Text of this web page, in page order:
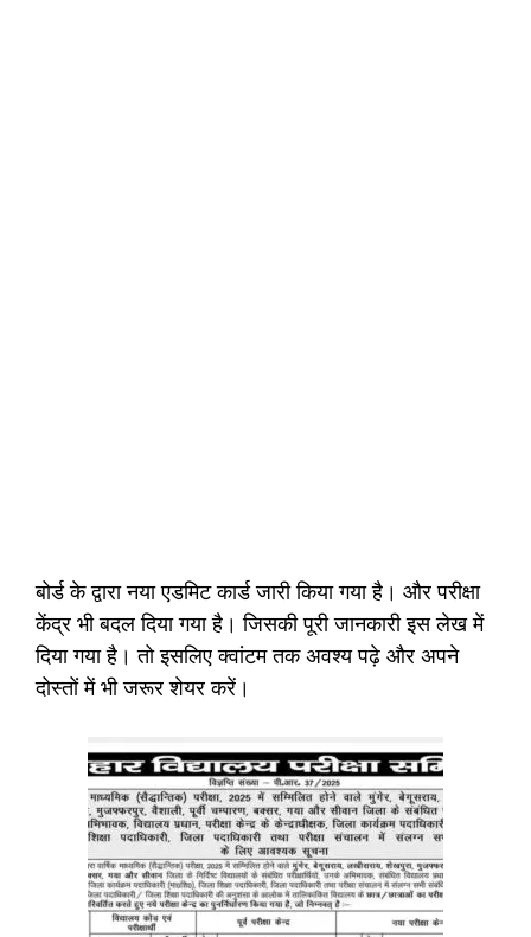
बोर्ड के द्वारा नया एडमिट कार्ड जारी किया गया है। और परीक्षा
केंद्र भी बदल दिया गया है। जिसकी पूरी जानकारी इस लेख में
दिया गया है। तो इसलिए क्वांटम तक अवश्य पढ़े और अपने
दोस्तों में भी जरूर शेयर करें।